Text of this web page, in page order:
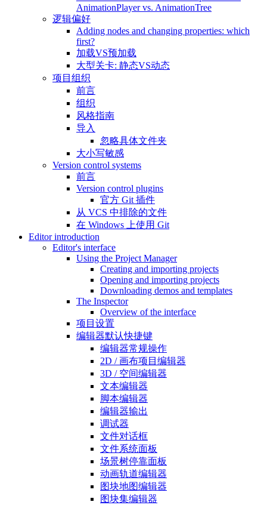
AnimationPlayer vs. AnimationTree
逻辑偏好
Adding nodes and changing properties: which
first?
加载VS预加载
大型关卡: 静态VS动态
项目组织
前言
组织
风格指南
导入
忽略具体文件夹
大小写敏感
Version control systems
前言
Version control plugins
官方 Git 插件
从 VCS 中排除的文件
在 Windows 上使用 Git
Editor introduction
Editor's interface
Using the Project Manager
Creating and importing projects
Opening and importing projects
Downloading demos and templates
The Inspector
Overview of the interface
项目设置
编辑器默认快捷键
编辑器常规操作
2D / 画布项目编辑器
3D / 空间编辑器
文本编辑器
脚本编辑器
编辑器输出
调试器
文件对话框
文件系统面板
场景树停靠面板
动画轨道编辑器
图块地图编辑器
图块集编辑器